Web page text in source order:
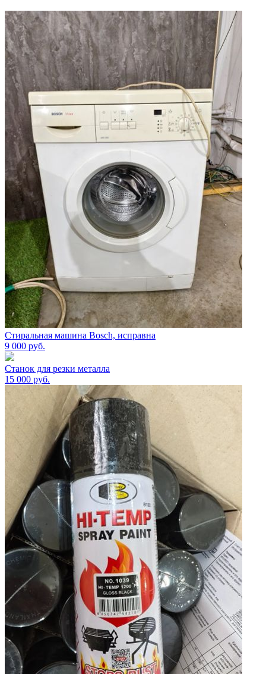
Стиральная машина Bosch, исправна
9 000 руб.
Станок для резки металла
15 000 руб.